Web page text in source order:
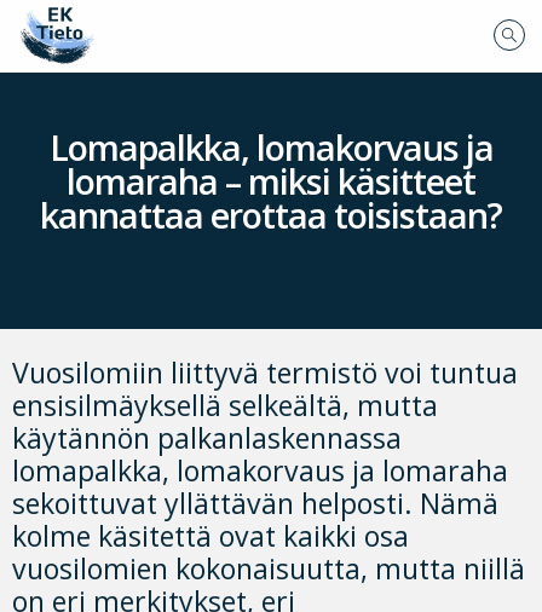
Lomapalkka, lomakorvaus ja
lomaraha – miksi käsitteet
kannattaa erottaa toisistaan?
Vuosilomiin liittyvä termistö voi tuntua
ensisilmäyksellä selkeältä, mutta
käytännön palkanlaskennassa
lomapalkka, lomakorvaus ja lomaraha
sekoittuvat yllättävän helposti. Nämä
kolme käsitettä ovat kaikki osa
vuosilomien kokonaisuutta, mutta niillä
on eri merkitykset, eri